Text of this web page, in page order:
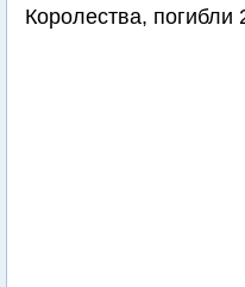
Королества, погибли